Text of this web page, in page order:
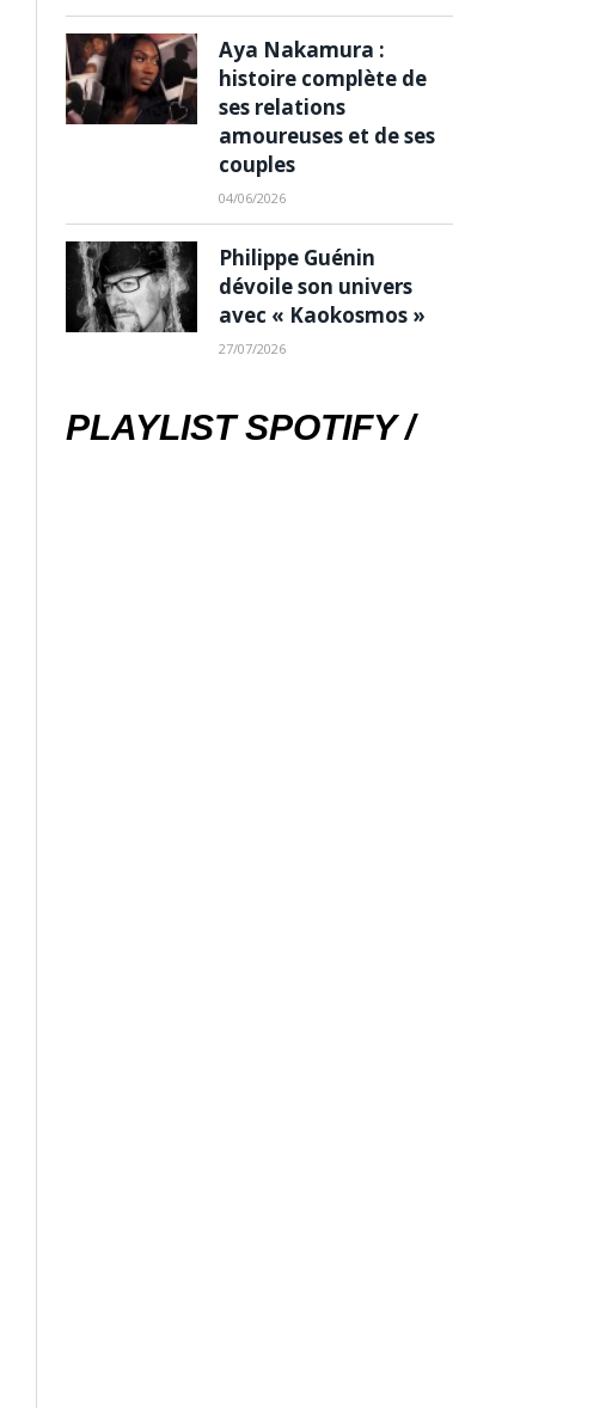
Aya Nakamura :
histoire complète de
ses relations
amoureuses et de ses
couples
04/06/2026
Philippe Guénin
dévoile son univers
avec « Kaokosmos »
27/07/2026
PLAYLIST SPOTIFY /